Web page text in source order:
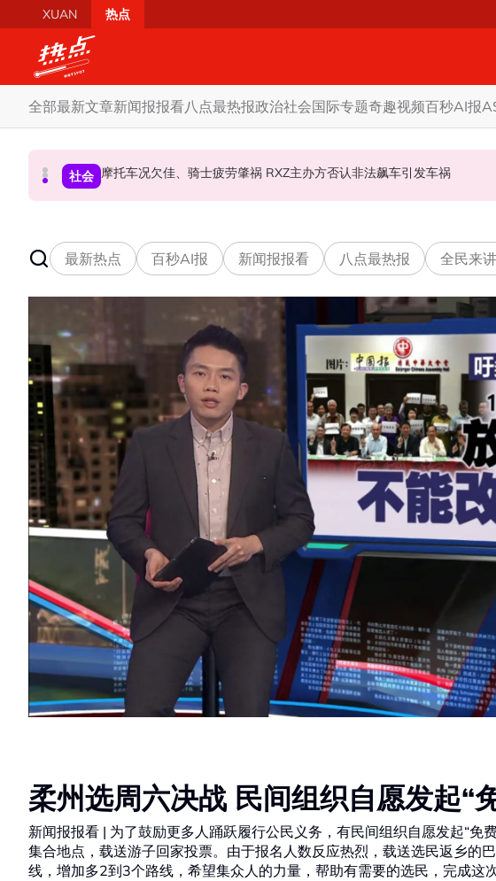
Skip to main content
XUAN 热点
全部最新文章新闻报报看八点最热报政治社会国际专题奇趣视频百秒AI报
财经 SST成华商远离希盟因素？ 阿末马斯兰：华裔商家更倾向GST机制
社会 摩托车况欠佳、骑士疲劳肇祸 RXZ主办方否认非法飙车引发车祸
政治 柔森州选合作奏效 阿末马斯兰吁国阵国盟携手迎战甲州选
最新热点 百秒AI报 新闻报报看 八点最热报 全民来
柔州选周六决战 民间组织自愿发起“
新闻报报看 | 为了鼓励更多人踊跃履行公民义务，有民间组织自愿发起“免
集合地点，载送游子回家投票。由于报名人数反应热烈，载送选民返乡的
线，增加多2到3个路线，希望集众人的力量，帮助有需要的选民，完成这